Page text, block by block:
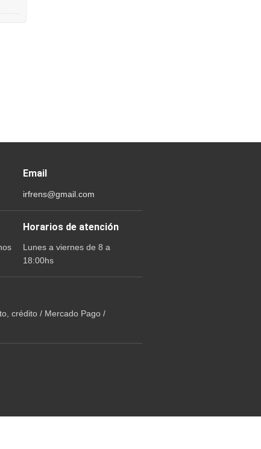
Email
irfrens@gmail.com
Horarios de atención
Lunes a viernes de 8 a
18:00hs
crédito / Mercado Pago /